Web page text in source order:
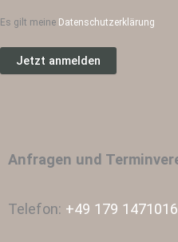
Es gilt meine Datenschutzerklärung
Anfragen und
Telefon: +49 179 1471016